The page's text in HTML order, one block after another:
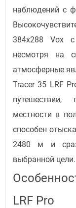
наблюдений с
384x288 Vox
несмотря на
атмосферные
Tracer 35 LRF
путешествии,
местности в
способен
2480 м и
выбранной цели.
LRF Pro